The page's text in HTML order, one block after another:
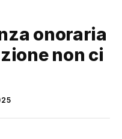
onoraria
non ci